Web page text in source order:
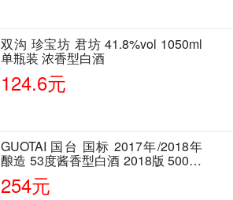
双沟 珍宝坊 君坊 41.8%vol 1050ml
单瓶装 浓香型白酒
124.6元
GUOTAI 国台 国标 2017年/2018年
酿造 53度酱香型白酒 2018版 500ml
单瓶装
254元